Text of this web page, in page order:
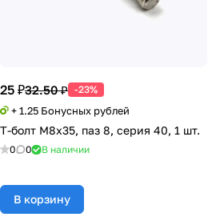
25 ₽32.50 ₽ -23%
+ 1.25 Бонусных рублей
Т-болт М8х35, паз 8, серия 40, 1 шт.
0 0 В наличии
В корзину